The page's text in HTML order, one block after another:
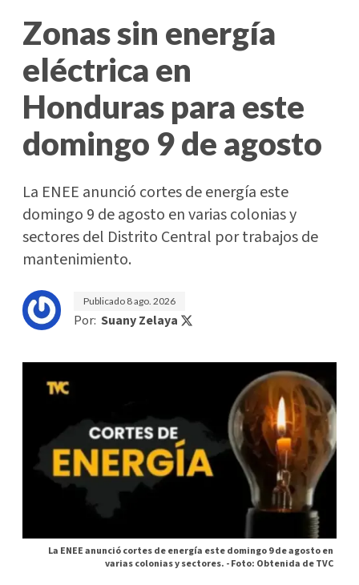
Zonas sin energía
eléctrica en
Honduras para este
domingo 9 de agosto
La ENEE anunció cortes de energía este
domingo 9 de agosto en varias colonias y
sectores del Distrito Central por trabajos de
mantenimiento.
Publicado 8 ago. 2026
Por: Suany Zelaya
La ENEE anunció cortes de energía este domingo 9 de agosto en
varias colonias y sectores. -Foto: Obtenida de TVC